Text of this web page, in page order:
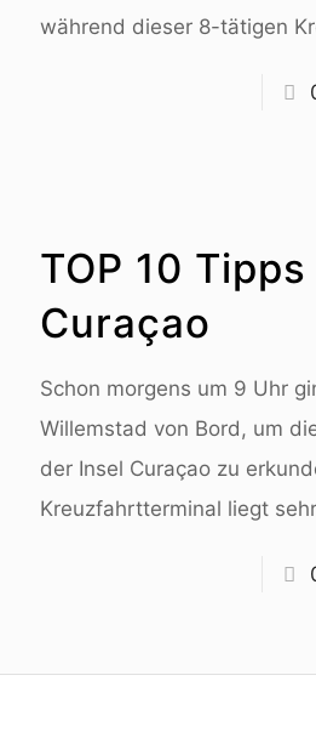
während dieser 8-tätigen
TOP 10
Curaçao
Schon morgens um 9 Uhr
Willemstad von Bord, um
der Insel Curaçao zu
Kreuzfahrtterminal liegt